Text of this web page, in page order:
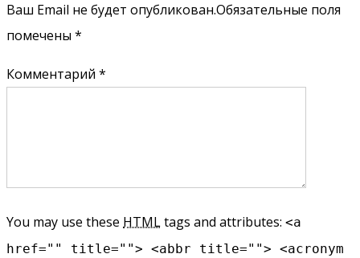
Ваш Email не будет опубликован.Обязательные поля
помечены *
Комментарий *
You may use these HTMLtags and attributes: <a
href="" title=""> <abbr title=""> <acronym